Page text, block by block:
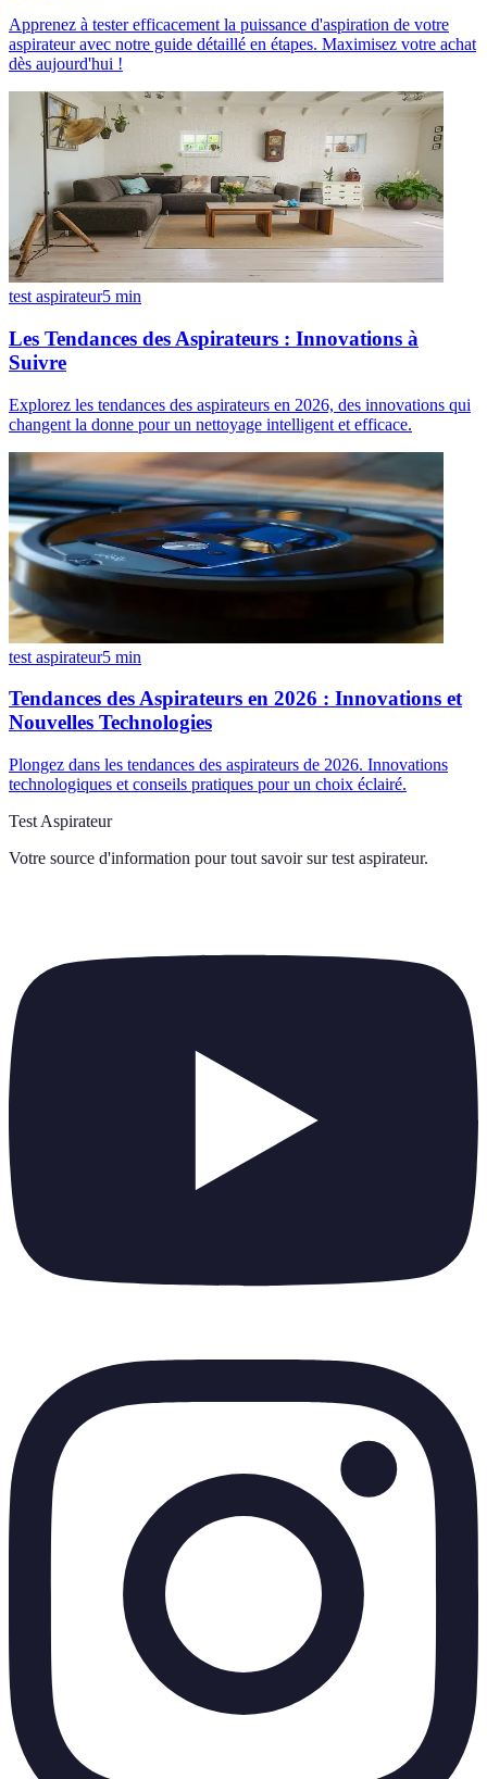
Apprenez à tester efficacement la puissance d'aspiration de votre
aspirateur avec notre guide détaillé en étapes. Maximisez votre achat
dès aujourd'hui !
test aspirateur5 min
Les Tendances des Aspirateurs : Innovations à
Suivre
Explorez les tendances des aspirateurs en 2026, des innovations qui
changent la donne pour un nettoyage intelligent et efficace.
test aspirateur5 min
Tendances des Aspirateurs en 2026 : Innovations et
Nouvelles Technologies
Plongez dans les tendances des aspirateurs de 2026. Innovations
technologiques et conseils pratiques pour un choix éclairé.
Test Aspirateur
Votre source d'information pour tout savoir sur test aspirateur.